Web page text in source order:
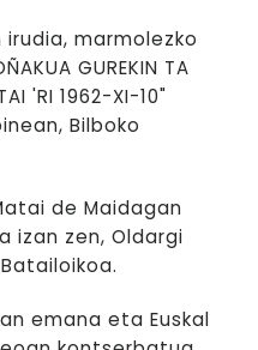
irudia, marmolezko
GUREKIN TA
'RI 1962-XI-10"
Bilboko
de Maidagan
izan zen, Oldargi
emana eta Euskal